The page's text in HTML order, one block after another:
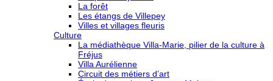
La forêt
Les étangs de Villepey
Villes et villages fleuris
Culture
La médiathèque Villa-Marie, pilier de la culture à
Fréjus
Villa Aurélienne
Circuit des métiers d’art